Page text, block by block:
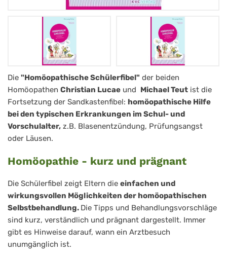
Homöopathische
Schülerfibel
Die "Homöopathische Schülerfibel" der beiden
Homöopathen Christian Lucae und Michael Teut ist die
Fortsetzung der Sandkastenfibel: homöopathische Hilfe
bei den typischen Erkrankungen im Schul- und
Vorschulalter, z.B. Blasenentzündung, Prüfungsangst
oder Läusen.
Homöopathie - kurz und prägnant
Die Schülerfibel zeigt Eltern die einfachen und
wirkungsvollen Möglichkeiten der homöopathischen
Selbstbehandlung. Die Tipps und Behandlungsvorschläge
sind kurz, verständlich und prägnant dargestellt. Immer
gibt es Hinweise darauf, wann ein Arztbesuch
unumgänglich ist.